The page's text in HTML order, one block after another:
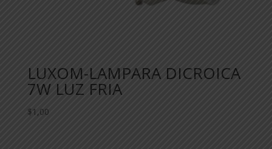
LUXOM-LAMPARA DICROICA
7W LUZ FRIA
$1,00